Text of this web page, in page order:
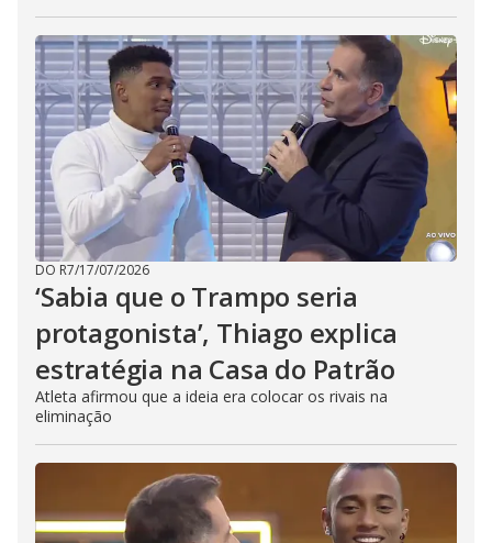
DO R7/17/07/2026
‘Sabia que o Trampo seria
protagonista’, Thiago explica
estratégia na Casa do Patrão
Atleta afirmou que a ideia era colocar os rivais na
eliminação